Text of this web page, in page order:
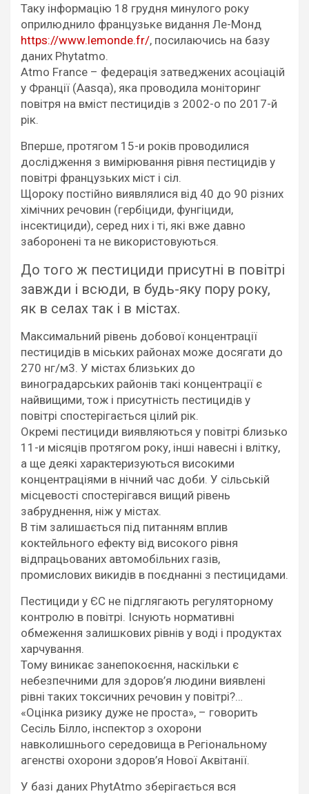
Таку інформацію 18 грудня минулого року
оприлюднило французьке видання Ле-Монд
https://www.lemonde.fr/, посилаючись на базу
даних Phytatmo.
Atmo France – федерація затведжених асоціацій
у Франції (Aasqa), яка проводила моніторинг
повітря на вміст пестицидів з 2002-о по 2017-й
рік.
Вперше, протягом 15-и років проводилися
дослідження з вимірювання рівня пестицидів у
повітрі французьких міст і сіл.
Щороку постійно виявлялися від 40 до 90 різних
хімічних речовин (гербіциди, фунгіциди,
інсектициди), серед них і ті, які вже давно
заборонені та не використовуються.
До того ж пестициди присутні в повітрі
завжди і всюди, в будь-яку пору року,
як в селах так і в містах.
Максимальний рівень добової концентрації
пестицидів в міських районах може досягати до
270 нг/м3. У містах близьких до
виноградарських районів такі концентрації є
найвищими, тож і присутність пестицидів у
повітрі спостерігається цілий рік.
Окремі пестициди виявляються у повітрі близько
11-и місяців протягом року, інші навесні і влітку,
а ще деякі характеризуються високими
концентраціями в нічний час доби. У сільській
місцевості спостерігався вищий рівень
забруднення, ніж у містах.
В тім залишається під питанням вплив
коктейльного ефекту від високого рівня
відпрацьованих автомобільних газів,
промислових викидів в поєднанні з пестицидами.
Пестициди у ЄС не підглягають регуляторному
контролю в повітрі. Існують нормативні
обмеження залишкових рівнів у воді і продуктах
харчування.
Тому виникає занепокоєння, наскільки є
небезпечними для здоров’я людини виявлені
рівні таких токсичних речовин у повітрі?…
«Оцінка ризику дуже не проста», – говорить
Сесіль Білло, інспектор з охорони
навколишнього середовища в Регіональному
агенстві охорони здоров’я Нової Аквітанії.
У базі даних PhytAtmo зберігається вся